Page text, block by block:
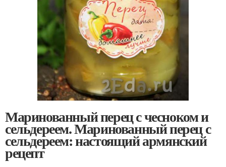
Маринованный перец с чесноком и
сельдереем. Маринованный перец с
сельдереем: настоящий армянский
рецепт